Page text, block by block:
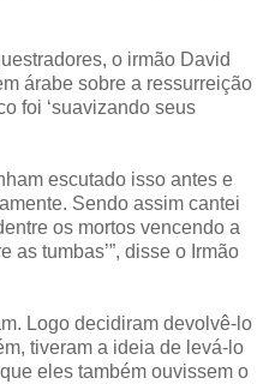
o irmão David
árabe sobre a ressurreição
foi ‘suavizando seus
escutado isso antes e
Sendo assim cantei
os mortos vencendo a
as tumbas’”, disse o Irmão
Logo decidiram devolvê-lo
tiveram a ideia de levá-lo
eles também ouvissem o